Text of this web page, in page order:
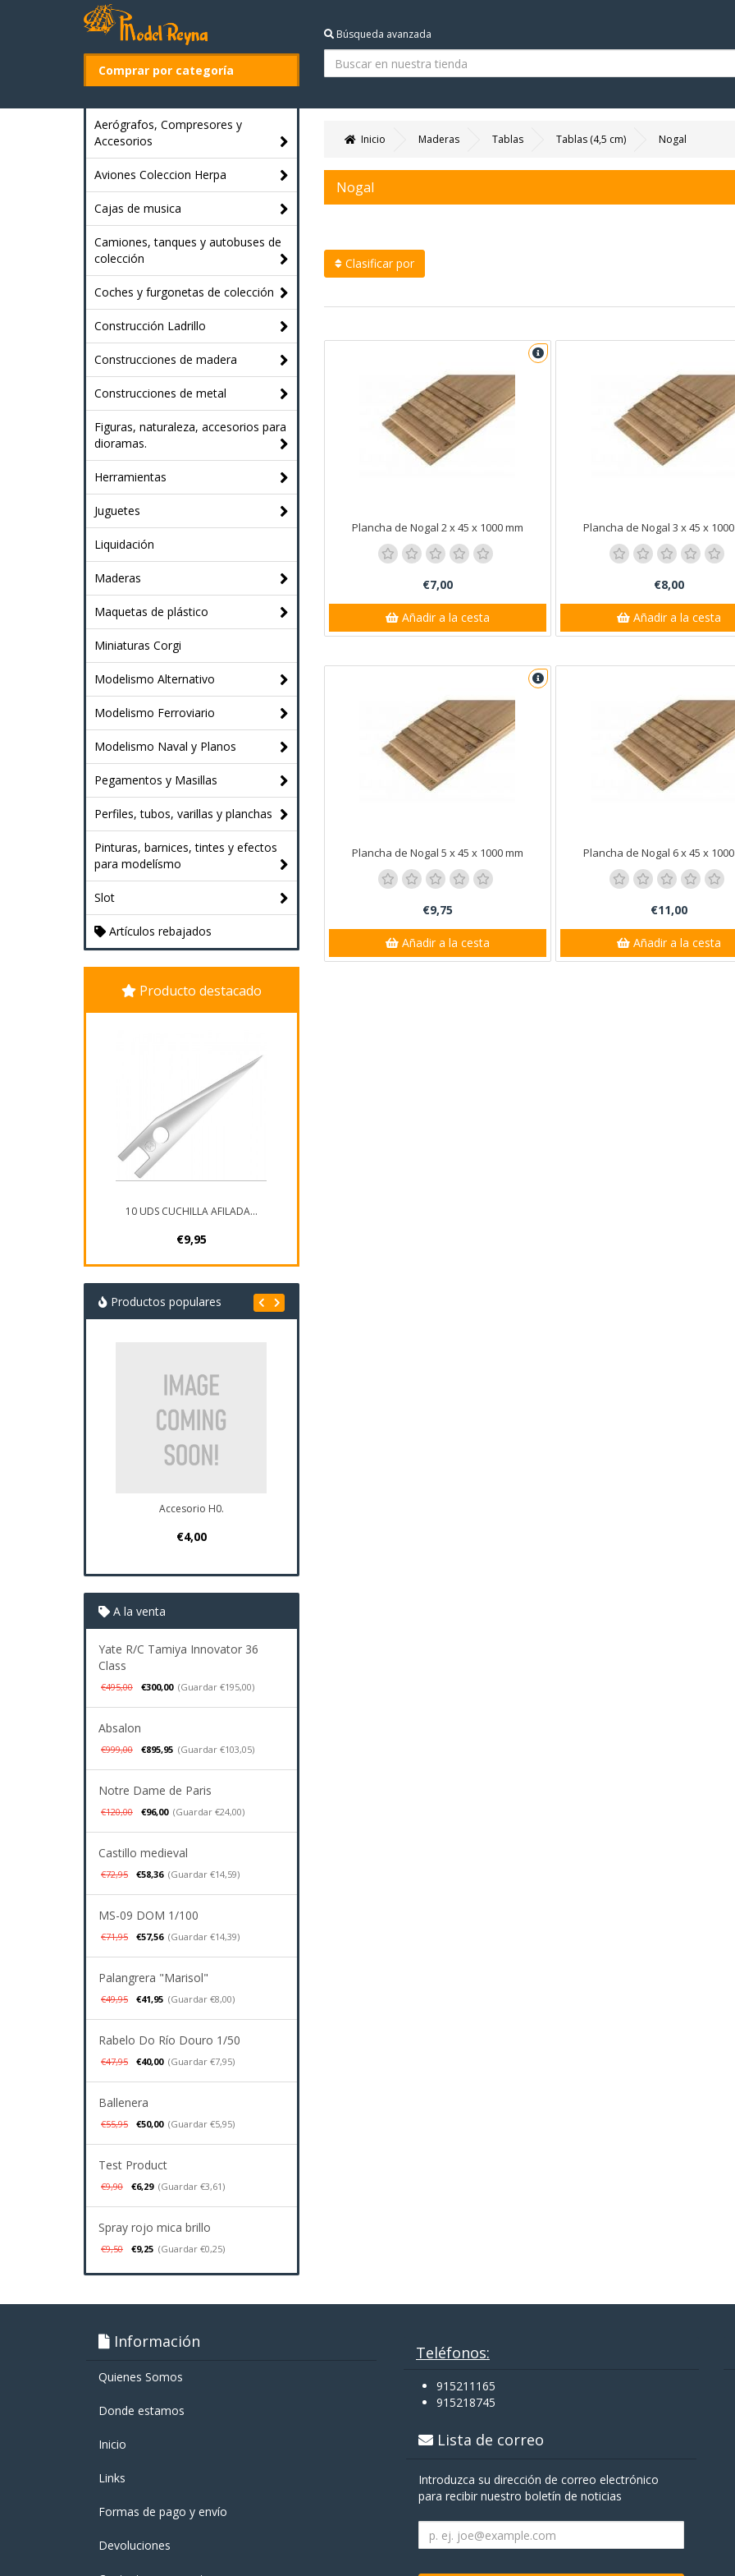
Comprar por categoría
Búsqueda avanzada
Aerógrafos, Compresores y
Accesorios
Aviones Coleccion Herpa
Cajas de musica
Camiones, tanques y autobuses de
colección
Coches y furgonetas de colección
Construcción Ladrillo
Construcciones de madera
Construcciones de metal
Figuras, naturaleza, accesorios para
dioramas.
Herramientas
Juguetes
Liquidación
Maderas
Maquetas de plástico
Miniaturas Corgi
Modelismo Alternativo
Modelismo Ferroviario
Modelismo Naval y Planos
Pegamentos y Masillas
Perfiles, tubos, varillas y planchas
Pinturas, barnices, tintes y efectos
para modelísmo
Slot
Artículos rebajados
Producto destacado
10 UDS CUCHILLA AFILADA...
€9,95
Productos populares
Accesorio H0.
€4,00
A la venta
Yate R/C Tamiya Innovator 36
Class
€495,00 €300,00 (Guardar €195,00)
Absalon
€999,00 €895,95 (Guardar €103,05)
Notre Dame de Paris
€120,00 €96,00 (Guardar €24,00)
Castillo medieval
€72,95 €58,36 (Guardar €14,59)
MS-09 DOM 1/100
€71,95 €57,56 (Guardar €14,39)
Palangrera "Marisol"
€49,95 €41,95 (Guardar €8,00)
Rabelo Do Río Douro 1/50
€47,95 €40,00 (Guardar €7,95)
Ballenera
€55,95 €50,00 (Guardar €5,95)
Test Product
€9,90 €6,29 (Guardar €3,61)
Spray rojo mica brillo
€9,50 €9,25 (Guardar €0,25)
Inicio Maderas Tablas Tablas (4,5 cm) Nogal
Nogal
Clasificar por
Plancha de Nogal 2 x 45 x 1000 mm
€7,00
Añadir a la cesta
Plancha de Nogal 3 x 45 x
€8,00
Añadir a la cesta
Plancha de Nogal 5 x 45 x 1000 mm
€9,75
Añadir a la cesta
Plancha de Nogal 6 x 45 x
€11,00
Añadir a la cesta
Información
Quienes Somos
Donde estamos
Inicio
Links
Formas de pago y enví­o
Devoluciones
Teléfonos:
915211165
915218745
Lista de correo
Introduzca su dirección de correo electrónico
para recibir nuestro boletín de noticias